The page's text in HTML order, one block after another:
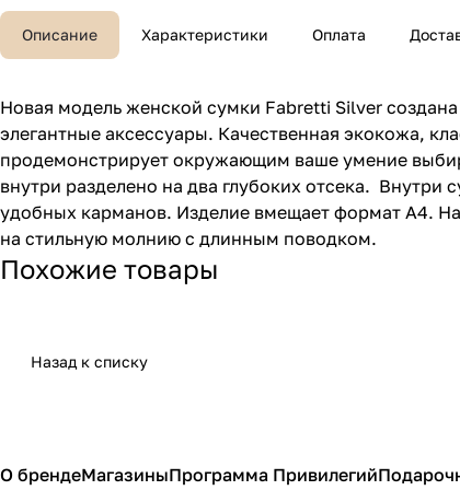
Описание Характеристики Оплата
Новая модель женской сумки Fabretti Silver
элегантные аксессуары. Качественная экокожа,
продемонстрирует окружающим ваше умение
внутри разделено на два глубоких отсека.
удобных карманов. Изделие вмещает формат A4.
на стильную молнию с длинным поводком.
Похожие товары
Назад к списку
О брендеМагазиныПрограмма Привилегий